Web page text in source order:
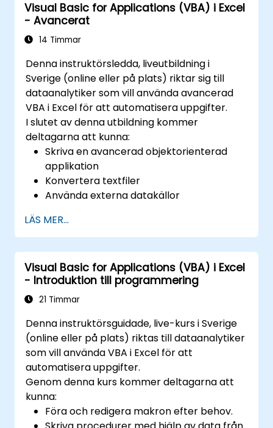
kan organisera olika uppsättningar data. 2.
Beräkningar och formler: Det låter dig utföra
en mängd olika matematiska, statistiska och
har en bred uppsättning inbyggda funktioner
som SUM, AVERAGE, MAX, MIN, IF, VLOOKUP,
etc. 3. Dataformatering och utseende: Den
tillhandahåller verktyg för att formatera
data, inklusive att ändra teckensnitt, färg, stil
och skapa diagram, pivottabeller och
diagram. 4. Sortering, filtrering och
gruppering: Sorterar data efter specifika
kriterier. Gör att du kan filtrera data så att
endast den information du vill ha visas.
Möjligheten att gruppera data efter dina
makroskapande. 6. Delning av data: Det låter
dig dela och samarbeta om data i realtid,
vilket gör att flera användare kan arbeta
med samma data samtidigt. 7.
Automatisering av uppgifter: Möjlighet att
skapa makron och automatisera uppgifter
med hjälp av ett programmeringsspråk VBA
(Visual Basic for Applications). Excel används
ofta inom olika områden, från affärer till
vetenskap och utbildning. Dess omfattande
funktioner låter dig analysera data, skapa
Visual Basic for Applications (VBA) i Excel
- Avancerat
14 Timmar
Denna instruktörsledda, liveutbildning i
Sverige (online eller på plats) riktar sig till
dataanalytiker som vill använda avancerad
VBA i Excel för att automatisera uppgifter.
I slutet av denna utbildning kommer
deltagarna att kunna:
Skriva en avancerad objektorienterad
applikation
Konvertera textfiler
Använda externa datakällor
LÄS MER...
Visual Basic for Applications (VBA) i Excel
- Introduktion till programmering
21 Timmar
Denna instruktörsguidade, live-kurs i Sverige
(online eller på plats) riktas till dataanalytiker
som vill använda VBA i Excel för att
automatisera uppgifter.
Genom denna kurs kommer deltagarna att
kunna:
Föra och redigera makron efter behov.